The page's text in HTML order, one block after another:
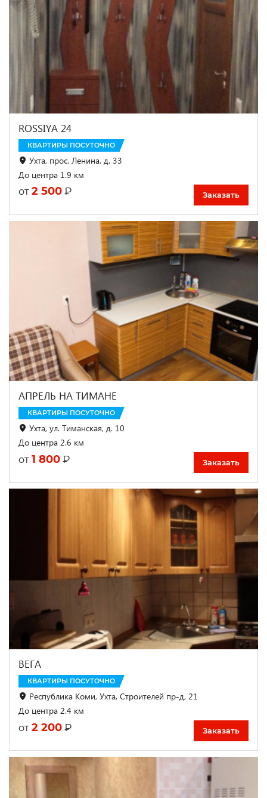
ROSSIYA 24
КВАРТИРЫ ПОСУТОЧНО
Ухта, прос. Ленина, д. 33
До центра 1.9 км
от 2 500 ₽ Заказать
АПРЕЛЬ НА ТИМАНЕ
КВАРТИРЫ ПОСУТОЧНО
Ухта, ул. Тиманская, д. 10
До центра 2.6 км
от 1 800 ₽ Заказать
ВЕГА
КВАРТИРЫ ПОСУТОЧНО
Республика Коми, Ухта, Строителей пр-д, 21
До центра 2.4 км
от 2 200 ₽ Заказать